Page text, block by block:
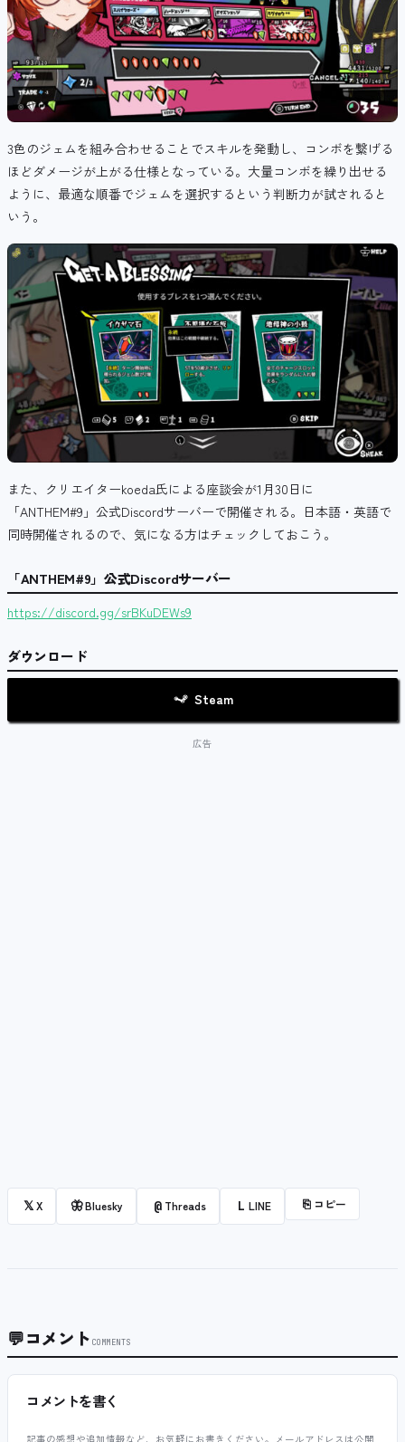
3色のジェムを組み合わせることでスキルを発動し、コンボを繋げる
ほどダメージが上がる仕様となっている。大量コンボを繰り出せる
ように、最適な順番でジェムを選択するという判断力が試されると
いう。
また、クリエイターkoeda氏による座談会が1月30日に
「ANTHEM#9」公式Discordサーバーで開催される。日本語・英語で
同時開催されるので、気になる方はチェックしておこう。
「ANTHEM#9」公式Discordサーバー
https://discord.gg/srBKuDEWs9
ダウンロード
Steam
𝕏X 🦋Bluesky @ Threads L LINE ⎘ コピー
💬コメント COMMENTS
コメントを書く
記事の感想や追加情報など、お気軽にお書きください。メールアドレスは公開